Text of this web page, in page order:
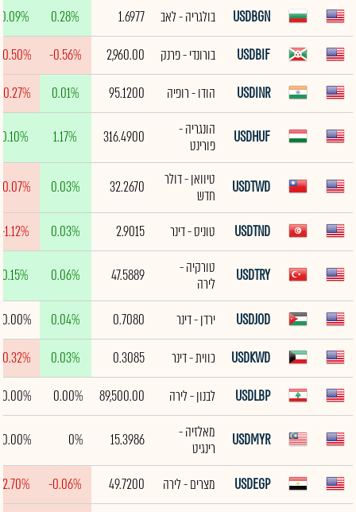
USDBGN בולגריה - לאב 1.6977
0.28%
0.09%
USDBIF
בורונדי - פרנק 2,960.00
-0.56%
USDINR
הודו - רופיה 95.1200
0.01%
USDHUF
הונגריה -
פורינט
316.4900
1.17%
0.10%
USDTWD
טיוואן - דולר
חדש
32.2670
0.03%
USDTND טוניס - דינר 2.9015
0.03%
-1.12%
USDTRY
טורקיה -
לירה
47.5889
0.06%
0.15%
USDJOD ירדן - דינר 0.7080
0.04%
0.00%
USDKWD
כווית - דינר 0.3085
0.03%
USDLBP
לבנון - לירה 89,500.00
0.00%
0.00%
USDMYR
מאלזיה -
רינגיט
15.3986
0%
0.00%
USDEGP מצרים - לירה 49.7200
-0.06%
-2.70%